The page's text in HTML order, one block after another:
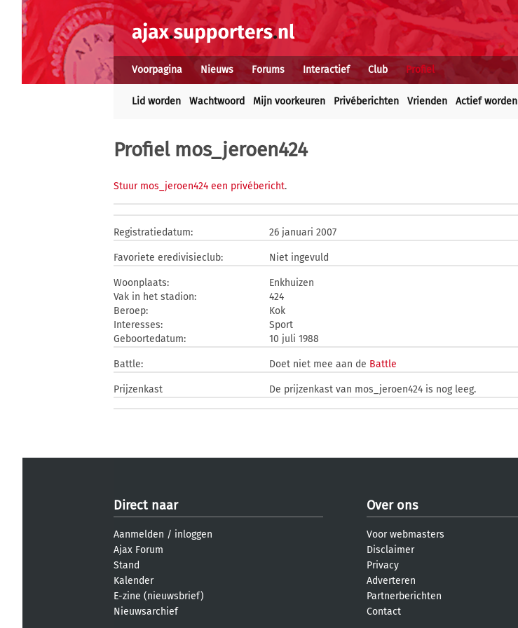
Voorpagina Nieuws Forums Interactief Club Profiel
Lid worden Wachtwoord Mijn voorkeuren Privéberichten Vrienden Actief worden
Profiel mos_jeroen424
Stuur mos_jeroen424 een privébericht.
Registratiedatum: 26 januari 2007
Favoriete eredivisieclub: Niet ingevuld
Woonplaats:
Enkhuizen
Vak in het stadion:
424
Beroep:
Kok
Interesses:
Sport
Geboortedatum:
10 juli 1988
Battle: Doet niet mee aan de Battle
Prijzenkast De prijzenkast van mos_jeroen424 is nog leeg.
Direct naar
Aanmelden / inloggen
Ajax Forum
Stand
Kalender
E-zine (nieuwsbrief)
Nieuwsarchief
Over ons
Voor webmasters
Disclaimer
Privacy
Adverteren
Partnerberichten
Contact